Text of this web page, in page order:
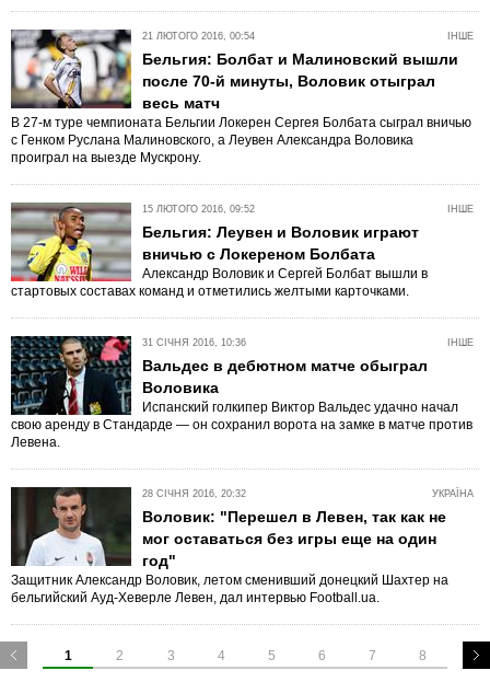
ІНШЕ
21 ЛЮТОГО 2016, 00:54
Бельгия: Болбат и Малиновский вышли
после 70-й минуты, Воловик отыграл
весь матч
В 27-м туре чемпионата Бельгии Локерен Сергея Болбата сыграл вничью
с Генком Руслана Малиновского, а Леувен Александра Воловика
проиграл на выезде Мускрону.
ІНШЕ
15 ЛЮТОГО 2016, 09:52
Бельгия: Леувен и Воловик играют
вничью с Локереном Болбата
Александр Воловик и Сергей Болбат вышли в
стартовых составах команд и отметились желтыми карточками.
ІНШЕ
31 СІЧНЯ 2016, 10:36
Вальдес в дебютном матче обыграл
Воловика
Испанский голкипер Виктор Вальдес удачно начал
свою аренду в Стандарде — он сохранил ворота на замке в матче против
Левена.
УКРАЇНА
28 СІЧНЯ 2016, 20:32
Воловик: "Перешел в Левен, так как не
мог оставаться без игры еще на один
год"
Защитник Александр Воловик, летом сменивший донецкий Шахтер на
бельгийский Ауд-Хеверле Левен, дал интервью Football.ua.
1 2 3 4 5 6 7 8